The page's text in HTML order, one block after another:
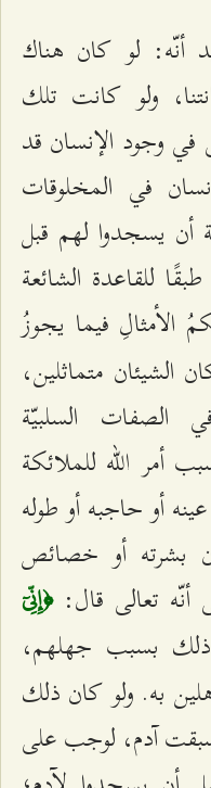
أنّه: لو كان هناك
ولو كانت تلك
في وجود الإنسان قد
في المخلوقات
أن يسجدوا لهم قبل
للقاعدة الشائعة
الأمثالِ فيما يجوزُ
الشيئان متماثلين،
الصفات السلبيّة
أمر الله للملائكة
أو حاجبه أو طوله
بشرته أو خصائص
تعالى قال:﴿إِنِّيٓ
بسبب جهلهم،
به. ولو كان ذلك
سبقت آدم، لوجب على